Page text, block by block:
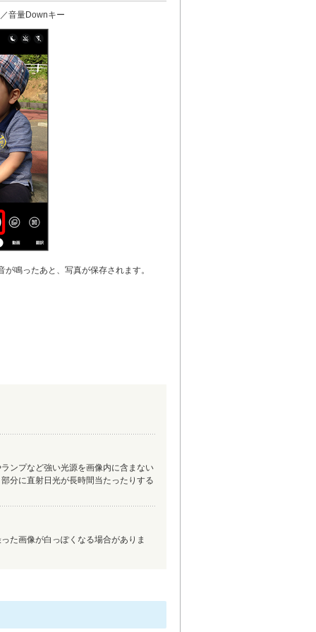
音量Downキー
が鳴ったあと、写真が保存されます。
ンプなど強い光源を画像内に含まない
分に直射日光が長時間当たったりする
た画像が白っぽくなる場合がありま